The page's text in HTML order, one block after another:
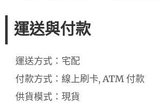
運送與付款
運送方式：宅配
付款方式：線上刷卡, ATM 付款
供貨模式：現貨